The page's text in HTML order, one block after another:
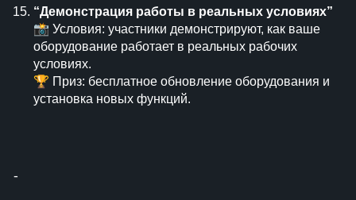
“Демонстрация работы в реальных условиях”
📸 Условия: участники демонстрируют, как ваше
оборудование работает в реальных рабочих
условиях.
🏆 Приз: бесплатное обновление оборудования и
установка новых функций.
⁃